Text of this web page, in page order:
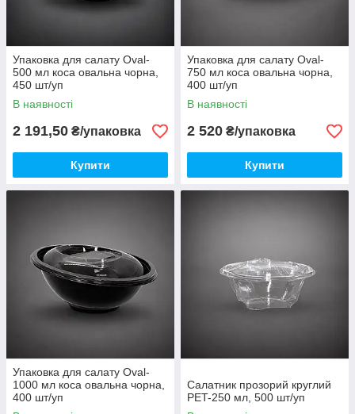
Упаковка для салату Oval-
500 мл коса овальна чорна,
450 шт/уп
В наявності
2 191,50 ₴/упаковка
Купити
Упаковка для салату Oval-
750 мл коса овальна чорна,
400 шт/уп
В наявності
2 520 ₴/упаковка
Купити
Упаковка для салату Oval-
1000 мл коса овальна чорна,
400 шт/уп
Салатник прозорий круглий
PET-250 мл, 500 шт/уп